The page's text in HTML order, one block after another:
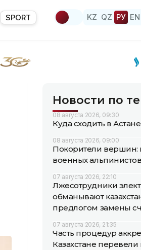
SPORT KZ QZ РУ EN
Новости по
08 августа 2026, 09:30
Куда сходить в
08 августа 2026, 09:00
Покорители вершин:
военных
07 августа 2026, 22:10
Лжесотрудники
обманывают
предлогом замены
07 августа 2026, 21:35
Часть процедур
Казахстане